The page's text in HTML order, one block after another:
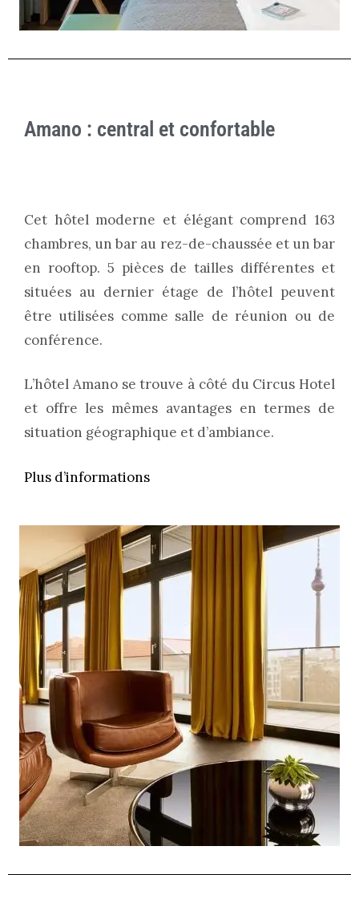
Amano : central et confortable
Cet hôtel moderne et élégant comprend 163
chambres, un bar au rez-de-chaussée et un bar
en rooftop. 5 pièces de tailles différentes et
situées au dernier étage de l’hôtel peuvent
être utilisées comme salle de réunion ou de
conférence.
L’hôtel Amano se trouve à côté du Circus Hotel
et offre les mêmes avantages en termes de
situation géographique et d’ambiance.
Plus d’informations